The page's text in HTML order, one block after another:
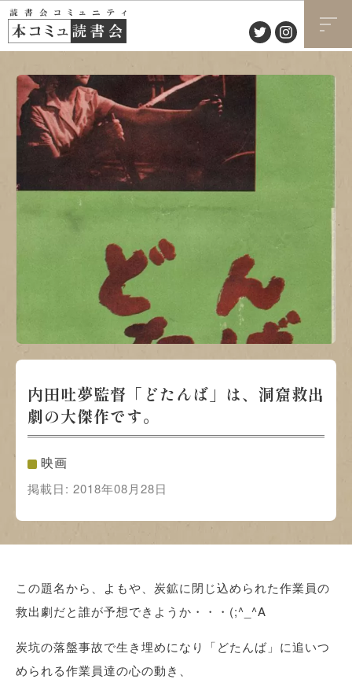
内田吐夢監督「どたんば」は、洞窟救出
劇の大傑作です。
映画
掲載日: 2018年08月28日
この題名から、よもや、炭鉱に閉じ込められた作業員の
救出劇だと誰が予想できようか・・・(;^_^A
炭坑の落盤事故で生き埋めになり「どたんば」に追いつ
められる作業員達の心の動き、